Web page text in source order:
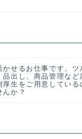
せるお仕事です。
出し、商品管理な
生をご用意してい
か？